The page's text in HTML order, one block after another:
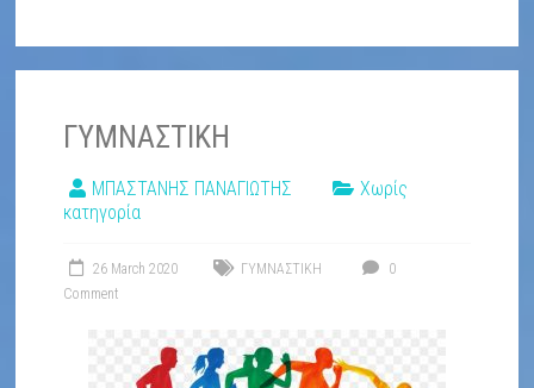
ΙΩΑΝΝΗ
ΓΥΜΝΑΣΤΙΚΗ
ΜΠΑΣΤΑΝΗΣ ΠΑΝΑΓΙΩΤΗΣ
Χωρίς
κατηγορία
26 March 2020 ΓΥΜΝΑΣΤΙΚΗ
0
Comment